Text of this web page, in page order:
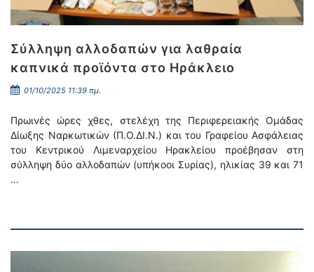
Σύλληψη αλλοδαπών για λαθραία
καπνικά προϊόντα στο Ηράκλειο
01/10/2025 11:39 πμ.
Πρωινές ώρες χθες, στελέχη της Περιφερειακής Ομάδας
Δίωξης Ναρκωτικών (Π.Ο.ΔΙ.Ν.) και του Γραφείου Ασφάλειας
του Κεντρικού Λιμεναρχείου Ηρακλείου προέβησαν στη
σύλληψη δύο αλλοδαπών (υπήκοοι Συρίας), ηλικίας 39 και 71
…